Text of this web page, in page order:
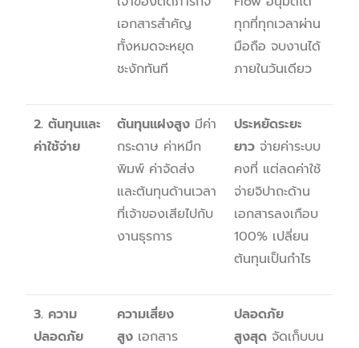
เอกสารสำคัญ
ทั้งหมดจะหยุด
ชะงักทันที
ทุกที่ทุกเวลาผ่าน
มือถือ จบงานได้
ภายในวันเดียว
2. ต้นทุนและ
ค่าใช้จ่าย
ต้นทุนแฝงสูง มีค่า
กระดาษ ค่าหมึก
พิมพ์ ค่าจัดส่ง
และต้นทุนด้านเวลา
ที่เจ้าของเสียไปกับ
งานธุรการ
ประหยัดระยะ
ยาว จ่ายค่าระบบ
คงที่ แต่ลดค่าใช้
จ่ายจิปาถะด้าน
เอกสารลงเกือบ
100% เปลี่ยน
ต้นทุนเป็นกำไร
3. ความ
ปลอดภัย
ความเสี่ยง
สูง เอกสาร
ปลอดภัย
สูงสุด จัดเก็บบน